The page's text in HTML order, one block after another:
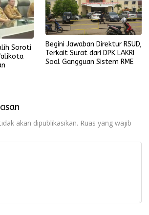
Soroti
Begini Jawaban Direktur RSUD,
Terkait Surat dari DPK LAKRI
Soal Gangguan Sistem RME
akan dipublikasikan. Ruas yang wajib